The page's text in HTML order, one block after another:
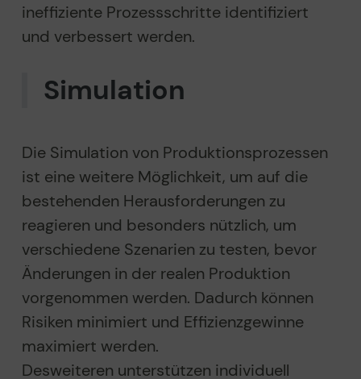
ineffiziente Prozessschritte identifiziert
und verbessert werden.
Simulation
Die Simulation von Produktionsprozessen
ist eine weitere Möglichkeit, um auf die
bestehenden Herausforderungen zu
reagieren und besonders nützlich, um
verschiedene Szenarien zu testen, bevor
Änderungen in der realen Produktion
vorgenommen werden. Dadurch können
Risiken minimiert und Effizienzgewinne
maximiert werden.
Desweiteren unterstützen individuell